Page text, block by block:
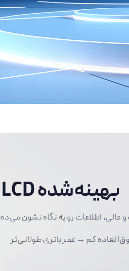
نمایشگر LCD بهینه‌شده
عالی، اطلاعات رو یه نگاه نشون می‌ده
کم → عمر باتری طولانی‌تر